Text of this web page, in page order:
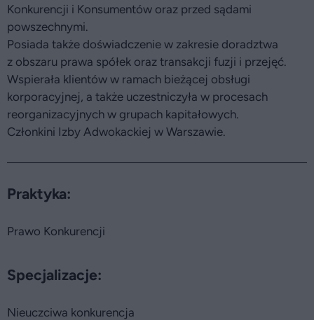
Praktyka:
Prawo Konkurencji
Specjalizacje:
Nieuczciwa konkurencja
Konkurencji i Konsumentów oraz przed sądami
powszechnymi.
Posiada także doświadczenie w zakresie doradztwa
z obszaru prawa spółek oraz transakcji fuzji i przejęć.
Wspierała klientów w ramach bieżącej obsługi
korporacyjnej, a także uczestniczyła w procesach
reorganizacyjnych w grupach kapitałowych.
Członkini Izby Adwokackiej w Warszawie.